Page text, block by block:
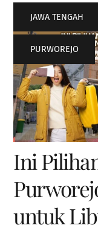
Ini
untuk
JAWA TENGAH
PURWOREJO